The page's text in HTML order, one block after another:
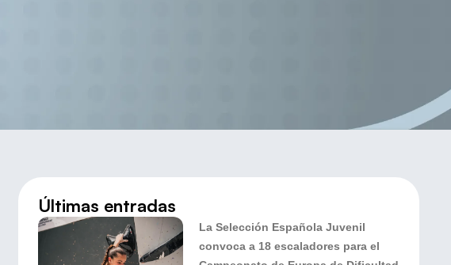
Últimas entradas
La Selección Española Juvenil
convoca a 18 escaladores para el